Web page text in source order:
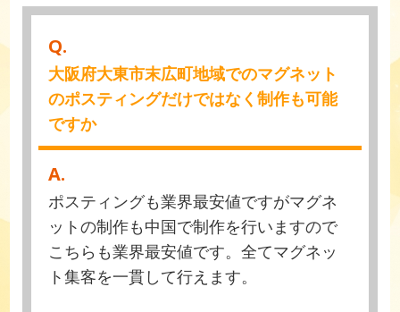
Q.
大阪府大東市末広町地域でのマグネット
のポスティングだけではなく制作も可能
ですか
A.
ポスティングも業界最安値ですがマグネ
ットの制作も中国で制作を行いますので
こちらも業界最安値です。全てマグネッ
ト集客を一貫して行えます。